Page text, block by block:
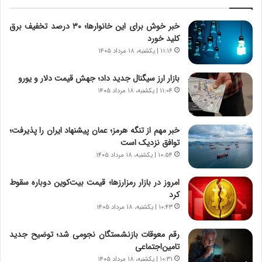
ت
ا
ر
خ
ا
ر
ا
ن
،
ه
ی
چ
گ
ه
ج
ز
خبر خوش برای این خانوارها؛ ۳۰ درصد تخفیف برق
کلید خورد
۱۱:۱۶ | یکشنبه، ۱۸ مرداد ۱۴۰۵
بازار ارز سیگنال جدید داد؛ جهش قیمت دلار و یورو
۱۱:۰۴ | یکشنبه، ۱۸ مرداد ۱۴۰۵
خبر مهم از تنگه هرمز؛ عمان پیشنهاد ایران را پذیرفت؛
توافق نزدیک است
۱۰:۵۴ | یکشنبه، ۱۸ مرداد ۱۴۰۵
امروز در بازار رمزارزها؛ قیمت بیت‌کوین دوباره سقوط
کرد
۱۰:۴۳ | یکشنبه، ۱۸ مرداد ۱۴۰۵
رقم معوقات بازنشستگان نجومی شد؛ توضیح جدید
تامین‌اجتماعی
۱۰:۳۱ | یکشنبه، ۱۸ مرداد ۱۴۰۵